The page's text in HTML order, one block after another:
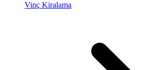
Vinç Kiralama